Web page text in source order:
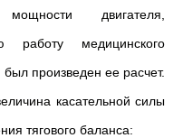
двигателя,
работу медицинского
произведен ее расчет.
касательной силы
тягового баланса: